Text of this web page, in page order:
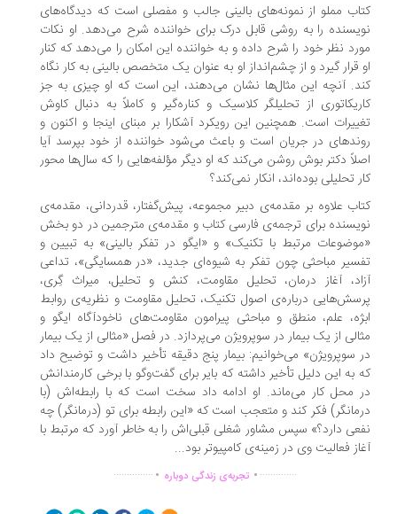
مملو از نمونه‌های بالینی جالب و مفصلی است که دیدگاه‌های
را به روشی قابل درک برای خواننده شرح می‌دهد. او نکات
نظر خود را شرح داده و به خواننده این امکان را می‌دهد که کنار
قرار گیرد و از چشم‌انداز او به عنوان یک متخصص بالینی به کار نگاه
آنچه این مثال‌ها نشان می‌دهند، این است که او چیزی به جز
از تحلیلگر کلاسیک و کناره‌گیر و کاملاً به دنبال کاوش
است. همچنین این رویکرد آشکارا بر مبنای اینجا و اکنون و
در جریان است و باعث می‌شود خواننده از خود بپرسد آیا
دکتر بوش روشن می‌کند که او دیگر مؤلفه‌هایی را که سال‌ها محور
تحلیلی بوده‌اند، انکار نمی‌کند؟
علاوه بر مقدمه‌ی دبیر مجموعه، پیش‌گفتار، قدردانی، مقدمه‌ی
برای ترجمه‌ی فارسی کتاب و مقدمه‌ی مترجمین در دو بخش
مرتبط با تکنیک» و «ایگو در تفکر بالینی» به تبیین و
مباحثی چون تفکر به شیوه‌ای جدید، «در همسایگی»، تداعی
آغاز درمان، تحلیل مقاومت، کنش و تحلیل، میراث گِری،
درباره‌ی اصول تکنیک، تحلیل مقاومت و نظریه‌ی روابط
علم، منطق و مباحثی پیرامون مقاومت‌های ناخودآگاه ایگو و
از یک بیمار در سوپرویژن می‌پردازد. در فصل «مثالی از یک بیمار
سوپرویژن» می‌خوانیم: بیمار پنج دقیقه تأخیر داشت و توضیح داد
به این دلیل تأخیر داشته که بایر برای گفت‌وگو با برخی کارمندانش
محل کار می‌ماند. او ادامه داد سخت است که با رابطه‌اش (با
فکر کند و متعجب است که «این رابطه برای تو (درمانگر) چه
دارد؟» سپس مشاور شغلی قبلی‌اش را به خاطر آورد که مرتبط با
فعالیت وی در زمینه‌ی کامپیوتر بود...
................تجربه‌ی زندگی دوباره ...............